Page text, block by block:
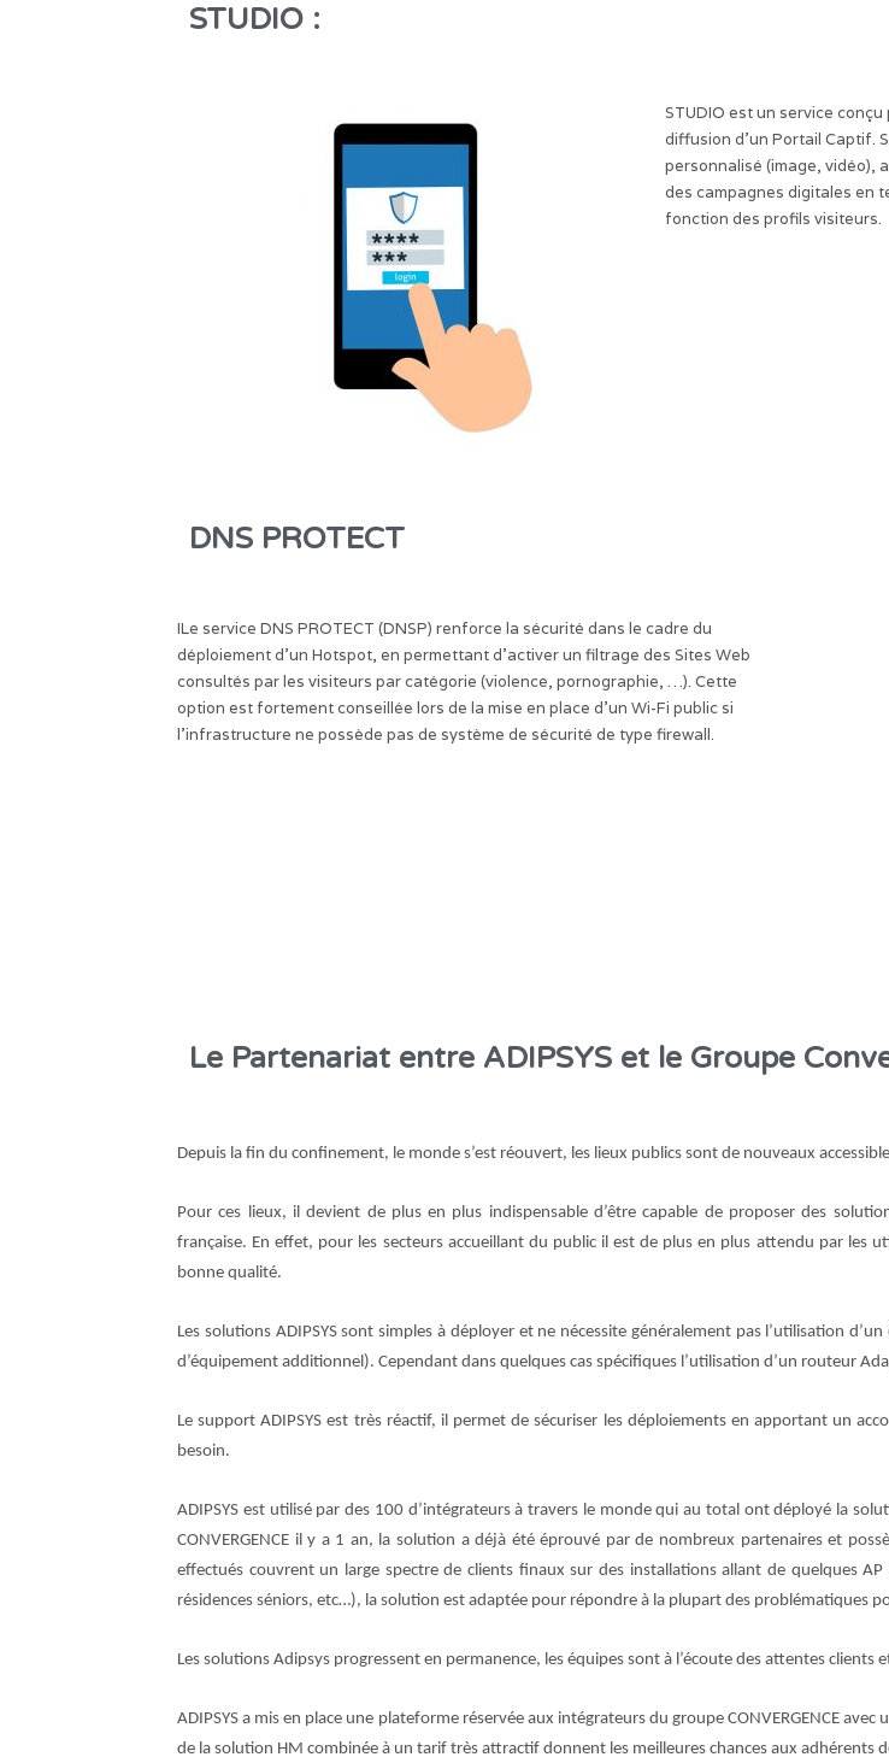
STUDIO :
STUDIO est un service
diffusion d’un Portail Captif.
personnalisé (image, vidéo),
des campagnes digitales en
fonction des profils visiteurs.
DNS PROTECT
ILe service DNS PROTECT (DNSP) renforce la sécurité dans le cadre du
déploiement d’un Hotspot, en permettant d’activer un filtrage des Sites Web
consultés par les visiteurs par catégorie (violence, pornographie, …). Cette
option est fortement conseillée lors de la mise en place d’un Wi-Fi public si
l’infrastructure ne possède pas de système de sécurité de type firewall.
Le Partenariat entre ADIPSYS et le Groupe
Depuis la fin du confinement, le monde s’est réouvert, les lieux publics sont de nouveaux
Pour ces lieux, il devient de plus en plus indispensable d’être capable de proposer des
française. En effet, pour les secteurs accueillant du public il est de plus en plus attendu par les
bonne qualité.
Les solutions ADIPSYS sont simples à déployer et ne nécessite généralement pas l’utilisation
d’équipement additionnel). Cependant dans quelques cas spécifiques l’utilisation d’un routeur
Le support ADIPSYS est très réactif, il permet de sécuriser les déploiements en apportant un
besoin.
ADIPSYS est utilisé par des 100 d’intégrateurs à travers le monde qui au total ont déployé la
CONVERGENCE il y a 1 an, la solution a déjà été éprouvé par de nombreux partenaires et
effectués couvrent un large spectre de clients finaux sur des installations allant de quelques
résidences séniors, etc…), la solution est adaptée pour répondre à la plupart des problématiques
Les solutions Adipsys progressent en permanence, les équipes sont à l’écoute des attentes
ADIPSYS a mis en place une plateforme réservée aux intégrateurs du groupe CONVERGENCE
de la solution HM combinée à un tarif très attractif donnent les meilleures chances aux adhérents